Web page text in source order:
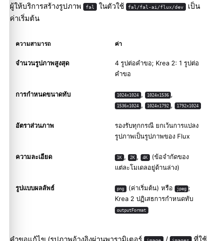
ผู้ให้บริการสร้างรูปภาพ fal ในตัวใช้ fal/fal-ai/flux/dev
เป็น
ค่าเริ่มต้น
ความสามารถ ค่า
จำนวนรูปภาพสูงสุด
4 รูปต่อคำขอ; Krea 2: 1 รูปต่อ
คำขอ
การกำหนดขนาดทับ 1024x1024 , 1024x1536 ,
1536x1024 , 1024x1792 , 1792x1024
อัตราส่วนภาพ
รองรับทุกกรณี ยกเว้นการแปลง
รูปภาพเป็นรูปภาพของ Flux
ความละเอียด 1K , 2K , 4K (ข้อจำกัดของ
แต่ละโมเดลอยู่ด้านล่าง)
รูปแบบผลลัพธ์ png (ค่าเริ่มต้น) หรือ jpeg ;
Krea 2 ปฏิเสธการกำหนดทับ
outputFormat